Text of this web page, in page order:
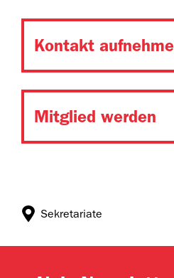
Kontakt
Mitglied werden
Sekretariate